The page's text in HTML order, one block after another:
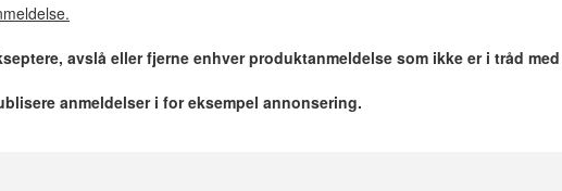
avslå eller fjerne enhver produktanmeldelse som ikke er i tråd
anmeldelser i for eksempel annonsering.